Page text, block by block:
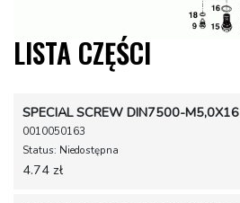
LISTA CZĘŚCI
SPECIAL SCREW DIN7500-M5,0X16
0010050163
Status: Niedostępna
4.74 zł